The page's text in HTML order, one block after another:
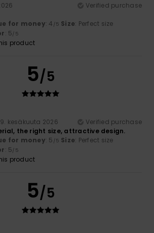
Verified purchase
for money: 4 /5 Size: Perfect size
: 5/5
product
5/5
9. kesäkuuta 2026
Verified purchase
the right size, attractive design.
for money: 5 /5 Size: Perfect size
: 5/5
product
5/5